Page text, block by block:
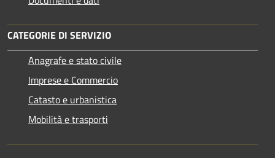
CATEGORIE DI SERVIZIO
Anagrafe e stato civile
Imprese e Commercio
Catasto e urbanistica
Mobilità e trasporti